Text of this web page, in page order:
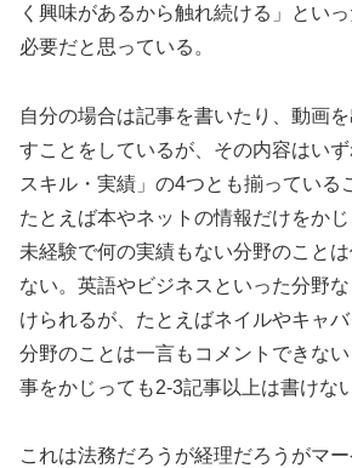
く興味があるから触れ続ける」とい
必要だと思っている。
自分の場合は記事を書いたり、動画
すことをしているが、その内容はい
スキル・実績」の4つとも揃っている
たとえば本やネットの情報だけをかじ
未経験で何の実績もない分野のこと
ない。英語やビジネスといった分野
けられるが、たとえばネイルやキャ
分野のことは一言もコメントできな
事をかじっても2-3記事以上は書けな
これは法務だろうが経理だろうがマ